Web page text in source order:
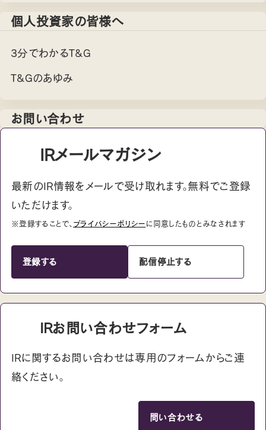
個人投資家の皆様へ
3分でわかるT&G
T&Gのあゆみ
お問い合わせ
IRメールマガジン
最新のIR情報をメールで受け取れます。無料でご登録
いただけます。
※登録することで、 プライバシーポリシー に同意したものとみなされます
登録する 配信停止する
IRお問い合わせフォーム
IRに関するお問い合わせは専用のフォームからご連
絡ください。
問い合わせる